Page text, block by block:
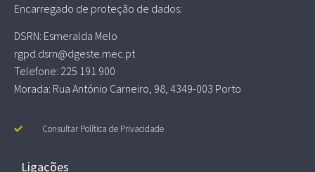
Encarregado de proteção de dados:
DSRN: Esmeralda Melo
rgpd.dsrn@dgeste.mec.pt
Telefone: 225 191 900
Morada: Rua António Carneiro, 98, 4349-003 Porto
Consultar Política de Privacidade
Ligações